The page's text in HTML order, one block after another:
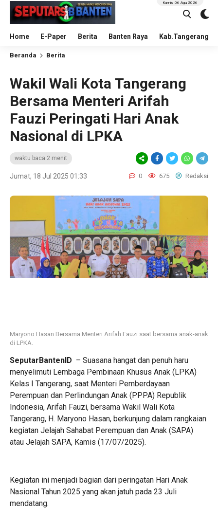
Home E-Paper Berita Banten Raya Kab.Tangerang
Kamis, 06 Agu 2026
Beranda Berita
Wakil Wali Kota Tangerang
Bersama Menteri Arifah
Fauzi Peringati Hari Anak
Nasional di LPKA
waktu baca 2 menit
Jumat, 18 Jul 2025 01:33 0 675 Redaksi
Maryono Hasan Bersama Menteri Arifah Fauzi saat bersama anak-anak
di LPKA.
SeputarBantenID – Suasana hangat dan penuh haru
menyelimuti Lembaga Pembinaan Khusus Anak (LPKA)
Kelas I Tangerang, saat Menteri Pemberdayaan
Perempuan dan Perlindungan Anak (PPPA) Republik
Indonesia, Arifah Fauzi, bersama Wakil Wali Kota
Tangerang, H. Maryono Hasan, berkunjung dalam rangkaian
kegiatan Jelajah Sahabat Perempuan dan Anak (SAPA)
atau Jelajah SAPA, Kamis (17/07/2025).
Kegiatan ini menjadi bagian dari peringatan Hari Anak
Nasional Tahun 2025 yang akan jatuh pada 23 Juli
mendatang.